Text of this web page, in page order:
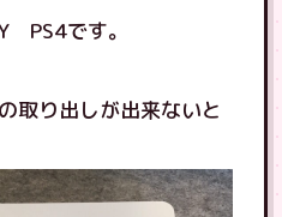
PS4です。
取り出しが出来ないと